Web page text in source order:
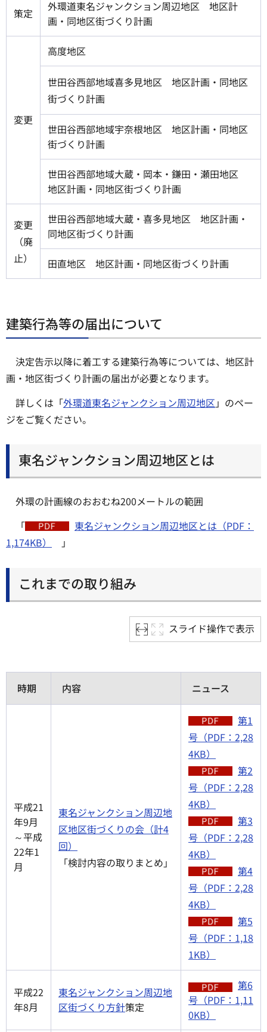
策定
外環道東名ジャンクション周辺地区 地区計
画・同地区街づくり計画
変更
高度地区
世田谷西部地域喜多見地区 地区計画・同地区
街づくり計画
世田谷西部地域宇奈根地区 地区計画・同地区
街づくり計画
世田谷西部地域大蔵・岡本・鎌田・瀬田地区
地区計画・同地区街づくり計画
変更
（廃
止）
世田谷西部地域大蔵・喜多見地区 地区計画・
同地区街づくり計画
田直地区 地区計画・同地区街づくり計画
建築行為等の届出について
決定告示以降に着工する建築行為等については、地区計
画・地区街づくり計画の届出が必要となります。
詳しくは「外環道東名ジャンクション周辺地区 」のペー
ジをご覧ください。
東名ジャンクション周辺地区とは
外環の計画線のおおむね200メートルの範囲
「
東名ジャンクション周辺地区とは（PDF：
1,174KB）
」
これまでの取り組み
スライド操作で表示
時期 内容 ニュース
平成21
年9月
～平成
22年1
月
東名ジャンクション周辺地
区地区街づくりの会（計4
回）
「検討内容の取りまとめ」
第1
号（PDF：2,28
4KB）
第2
号（PDF：2,28
4KB）
第3
号（PDF：2,28
4KB）
第4
号（PDF：2,28
4KB）
第5
号（PDF：1,18
1KB）
平成22
年8月
東名ジャンクション周辺地
区街づくり方針策定
第6
号（PDF：1,11
0KB）